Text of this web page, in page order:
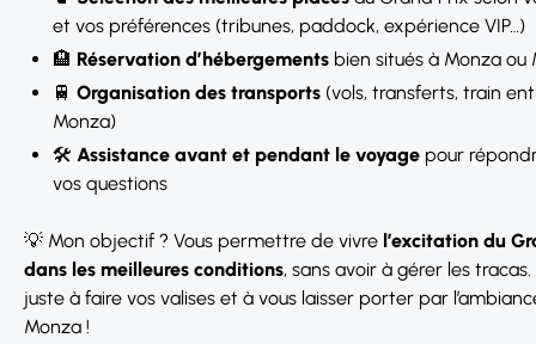
et vos préférences (tribunes, paddock, expérience VIP…)
🏨 Réservation d’hébergements bien situés à Monza ou
🚆 Organisation des transports (vols, transferts, train
Monza)
🛠️ Assistance avant et pendant le voyage pour
vos questions
💡 Mon objectif ? Vous permettre de vivre l’excitation du
dans les meilleures conditions, sans avoir à gérer les tracas.
juste à faire vos valises et à vous laisser porter par
Monza !